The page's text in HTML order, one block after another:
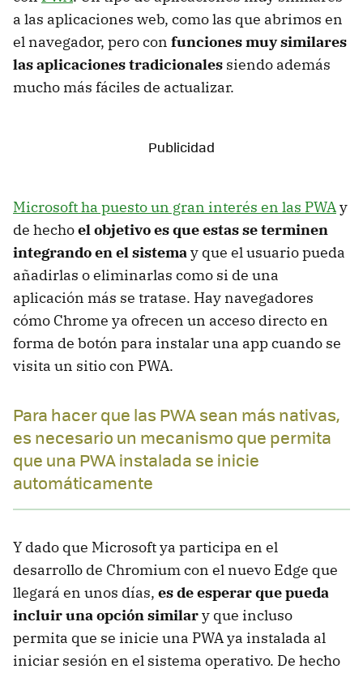
a las aplicaciones web, como las que abrimos en
el navegador, pero con funciones muy similares
las aplicaciones tradicionales siendo además
mucho más fáciles de actualizar.
Microsoft ha puesto un gran interés en las PWA y
de hechoel objetivo es que estas se terminen
integrando en el sistema y que el usuario pueda
añadirlas o eliminarlas como si de una
aplicación más se tratase. Hay navegadores
cómo Chrome ya ofrecen un acceso directo en
forma de botón para instalar una app cuando se
visita un sitio con PWA.
Para hacer que las PWA sean más nativas,
es necesario un mecanismo que permita
que una PWA instalada se inicie
automáticamente
Y dado que Microsoft ya participa en el
desarrollo de Chromium con el nuevo Edge que
llegará en unos días, es de esperar que pueda
incluir una opción similary que incluso
permita que se inicie una PWA ya instalada al
iniciar sesión en el sistema operativo. De hecho